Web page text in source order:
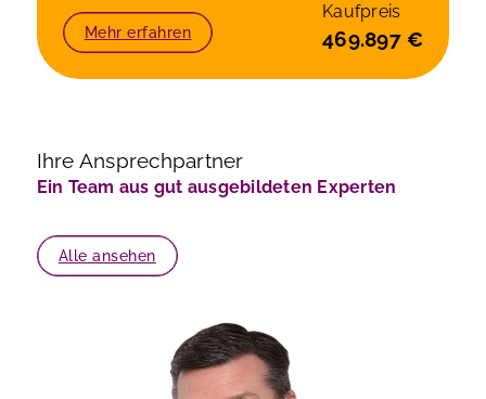
Mehr erfahren
Kaufpreis
469.897 €
Ihre Ansprechpartner
Ein Team aus gut ausgebildeten Experten
Alle ansehen